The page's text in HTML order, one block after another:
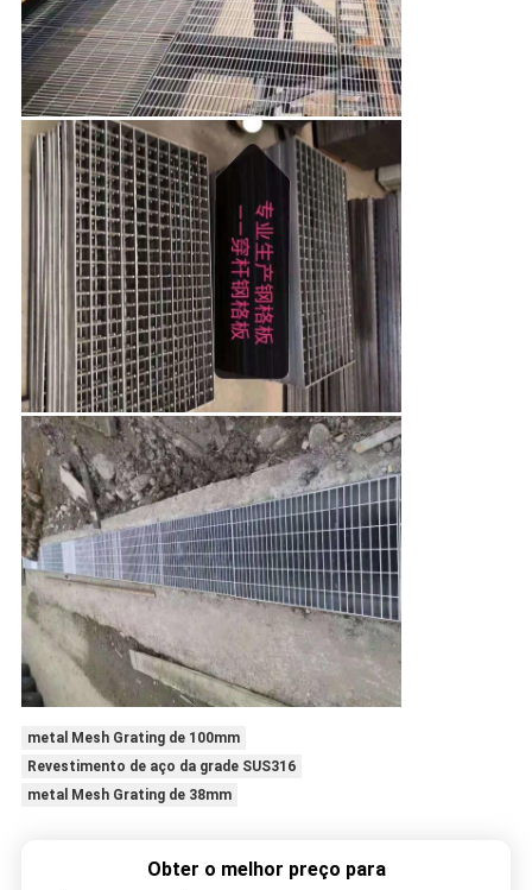
metal Mesh Grating de 100mm
Revestimento de aço da grade SUS316
metal Mesh Grating de 38mm
Obter o melhor preço para